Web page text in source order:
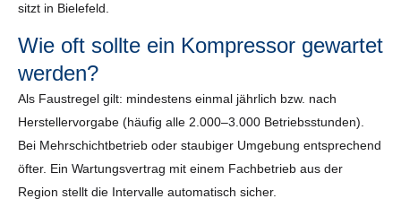
sitzt in Bielefeld.
Wie oft sollte ein Kompressor gewartet
werden?
Als Faustregel gilt: mindestens einmal jährlich bzw. nach
Herstellervorgabe (häufig alle 2.000–3.000 Betriebsstunden).
Bei Mehrschichtbetrieb oder staubiger Umgebung entsprechend
öfter. Ein Wartungsvertrag mit einem Fachbetrieb aus der
Region stellt die Intervalle automatisch sicher.